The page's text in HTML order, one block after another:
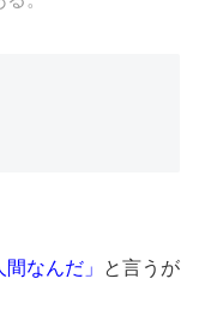
なんだ」
と言うが